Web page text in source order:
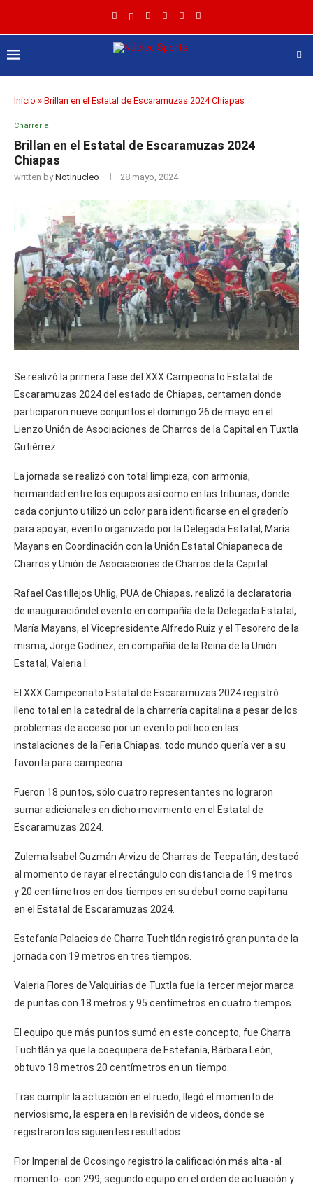
Inicio » Brillan en el Estatal de Escaramuzas 2024 Chiapas
Charrería
Brillan en el Estatal de Escaramuzas 2024
Chiapas
written byNotinucleo 28 mayo, 2024
Se realizó la primera fase del XXX Campeonato Estatal de
Escaramuzas 2024 del estado de Chiapas, certamen donde
participaron nueve conjuntos el domingo 26 de mayo en el
Lienzo Unión de Asociaciones de Charros de la Capital en Tuxtla
Gutiérrez.
La jornada se realizó con total limpieza, con armonía,
hermandad entre los equipos así como en las tribunas, donde
cada conjunto utilizó un color para identificarse en el graderío
para apoyar; evento organizado por la Delegada Estatal, María
Mayans en Coordinación con la Unión Estatal Chiapaneca de
Charros y Unión de Asociaciones de Charros de la Capital.
Rafael Castillejos Uhlig, PUA de Chiapas, realizó la declaratoria
de inauguracióndel evento en compañía de la Delegada Estatal,
María Mayans, el Vicepresidente Alfredo Ruiz y el Tesorero de la
misma, Jorge Godínez, en compañía de la Reina de la Unión
Estatal, Valeria I.
El XXX Campeonato Estatal de Escaramuzas 2024 registró
lleno total en la catedral de la charrería capitalina a pesar de los
problemas de acceso por un evento político en las
instalaciones de la Feria Chiapas; todo mundo quería ver a su
favorita para campeona.
Fueron 18 puntos, sólo cuatro representantes no lograron
sumar adicionales en dicho movimiento en el Estatal de
Escaramuzas 2024.
Zulema Isabel Guzmán Arvizu de Charras de Tecpatán, destacó
al momento de rayar el rectángulo con distancia de 19 metros
y 20 centímetros en dos tiempos en su debut como capitana
en el Estatal de Escaramuzas 2024.
Estefanía Palacios de Charra Tuchtlán registró gran punta de la
jornada con 19 metros en tres tiempos.
Valeria Flores de Valquirias de Tuxtla fue la tercer mejor marca
de puntas con 18 metros y 95 centímetros en cuatro tiempos.
El equipo que más puntos sumó en este concepto, fue Charra
Tuchtlán ya que la coequipera de Estefanía, Bárbara León,
obtuvo 18 metros 20 centímetros en un tiempo.
Tras cumplir la actuación en el ruedo, llegó el momento de
nerviosismo, la espera en la revisión de videos, donde se
registraron los siguientes resultados.
Flor Imperial de Ocosingo registró la calificación más alta -al
momento- con 299, segundo equipo en el orden de actuación y